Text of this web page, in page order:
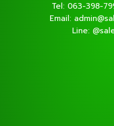
Tel: 063-398-
Email:
Line: